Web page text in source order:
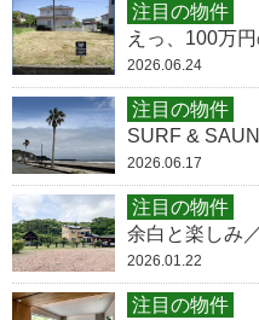
注目の物件
えっ、100万
2026.06.24
注目の物件
SURF &
2026.06.17
注目の物件
余白と楽しみ
2026.01.22
注目の物件